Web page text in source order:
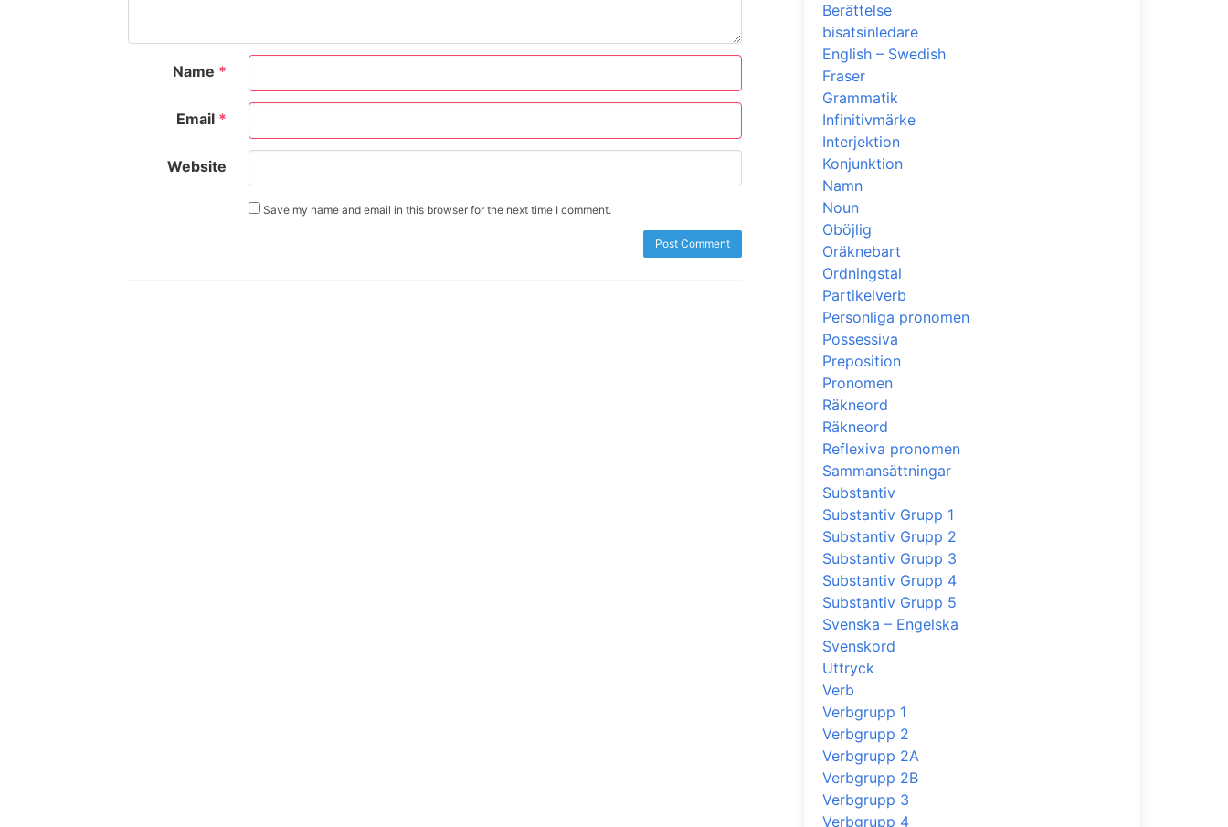
Name *
Email *
Website
Save my name and email in this browser for the next time I comment.
Berättelse
bisatsinledare
English – Swedish
Fraser
Grammatik
Infinitivmärke
Interjektion
Konjunktion
Namn
Noun
Oböjlig
Oräknebart
Ordningstal
Partikelverb
Personliga pronomen
Possessiva
Preposition
Pronomen
Räkneord
Räkneord
Reflexiva pronomen
Sammansättningar
Substantiv
Substantiv Grupp 1
Substantiv Grupp 2
Substantiv Grupp 3
Substantiv Grupp 4
Substantiv Grupp 5
Svenska – Engelska
Svenskord
Uttryck
Verb
Verbgrupp 1
Verbgrupp 2
Verbgrupp 2A
Verbgrupp 2B
Verbgrupp 3
Verbgrupp 4